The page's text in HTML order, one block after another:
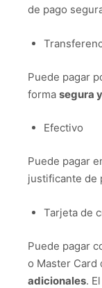
de pago
Puede pagar
forma segura
Efectivo
Puede pagar
justificante de
Tarjeta de
Puede pagar
o Master Card
adicionales.